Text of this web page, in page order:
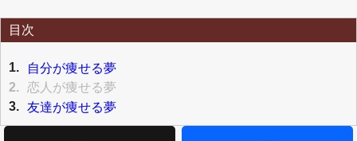
目次
1.
自分が痩せる夢
2.
恋人が痩せる夢
3. 友達が痩せる夢